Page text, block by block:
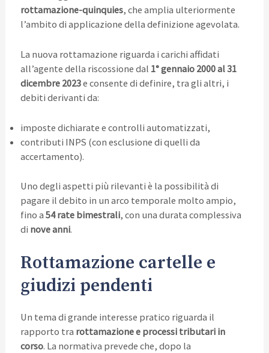
rottamazione-quinquies, che amplia ulteriormente
l’ambito di applicazione della definizione agevolata.
La nuova rottamazione riguarda i carichi affidati
all’agente della riscossione dal 1° gennaio 2000 al 31
dicembre 2023e consente di definire, tra gli altri, i
debiti derivanti da:
imposte dichiarate e controlli automatizzati,
contributi INPS (con esclusione di quelli da
accertamento).
Uno degli aspetti più rilevanti è la possibilità di
pagare il debito in un arco temporale molto ampio,
fino a 54 rate bimestrali, con una durata complessiva
di nove anni.
Rottamazione cartelle e
giudizi pendenti
Un tema di grande interesse pratico riguarda il
rapporto tra rottamazione e processi tributari in
corso. La normativa prevede che, dopo la